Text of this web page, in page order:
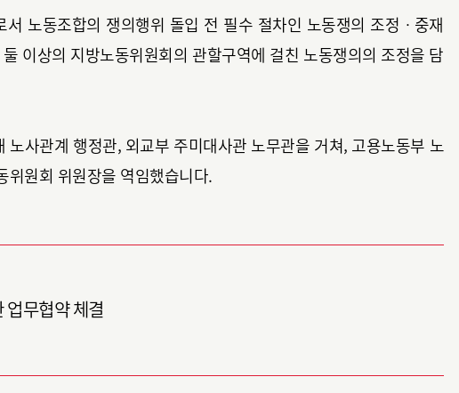
노동조합의 쟁의행위 돌입 전 필수 절차인 노동쟁의 조정ㆍ중재
이상의 지방노동위원회의 관할구역에 걸친 노동쟁의의 조정을 담
사관계 행정관, 외교부 주미대사관 노무관을 거쳐, 고용노동부 노
위원회 위원장을 역임했습니다.
력 위한 업무협약 체결